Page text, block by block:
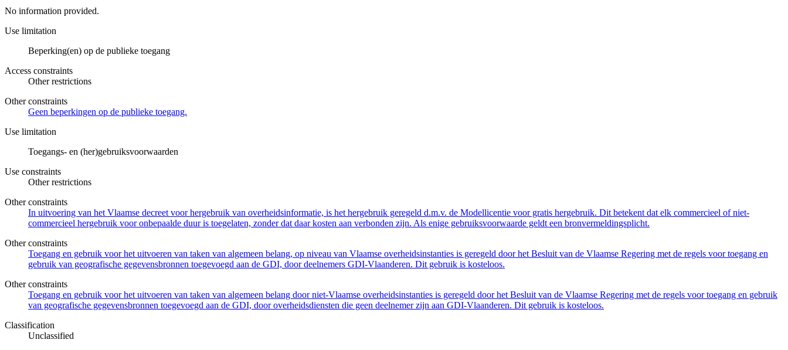
No information provided.
Use limitation
Beperking(en) op de publieke toegang
Access constraints
Other restrictions
Other constraints
Geen beperkingen op de publieke toegang.
Use limitation
Toegangs- en (her)gebruiksvoorwaarden
Use constraints
Other restrictions
Other constraints
In uitvoering van het Vlaamse decreet voor hergebruik van overheidsinformatie, is het hergebruik geregeld d.m.v. de Modellicentie voor gratis hergebruik. Dit betekent dat elk commercieel of niet-
commercieel hergebruik voor onbepaalde duur is toegelaten, zonder dat daar kosten aan verbonden zijn. Als enige gebruiksvoorwaarde geldt een bronvermeldingsplicht.
Other constraints
Toegang en gebruik voor het uitvoeren van taken van algemeen belang, op niveau van Vlaamse overheidsinstanties is geregeld door het Besluit van de Vlaamse Regering met de regels voor toegang en
gebruik van geografische gegevensbronnen toegevoegd aan de GDI, door deelnemers GDI-Vlaanderen. Dit gebruik is kosteloos.
Other constraints
Toegang en gebruik voor het uitvoeren van taken van algemeen belang door niet-Vlaamse overheidsinstanties is geregeld door het Besluit van de Vlaamse Regering met de regels voor toegang en gebruik
van geografische gegevensbronnen toegevoegd aan de GDI, door overheidsdiensten die geen deelnemer zijn aan GDI-Vlaanderen. Dit gebruik is kosteloos.
Classification
Unclassified